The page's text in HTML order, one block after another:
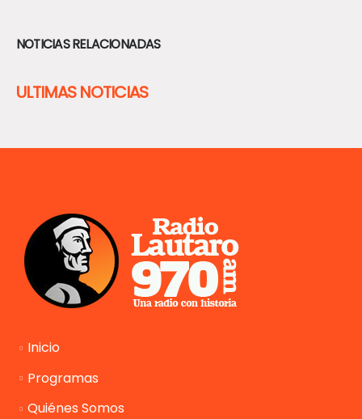
NOTICIAS RELACIONADAS
ULTIMAS NOTICIAS
Inicio
Programas
Quiénes Somos